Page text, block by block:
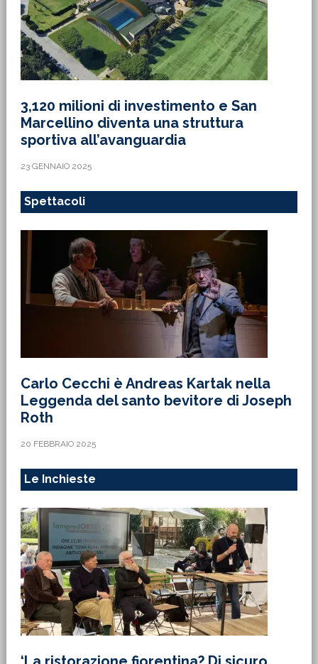
3,120 milioni di investimento e San
Marcellino diventa una struttura
sportiva all’avanguardia
23 GENNAIO 2025
Spettacoli
Carlo Cecchi è Andreas Kartak nella
Leggenda del santo bevitore di Joseph
Roth
20 FEBBRAIO 2025
Le Inchieste